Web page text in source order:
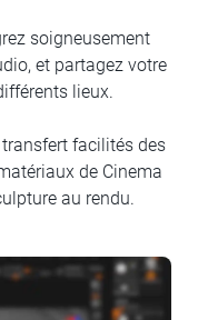
soigneusement
et partagez votre
lieux.
transfert facilités des
de Cinema
au rendu.